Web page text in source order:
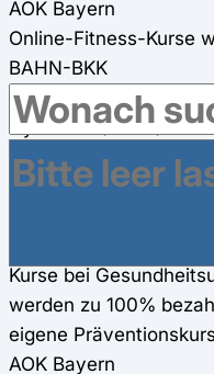
AOK Bayern
Online-Fitness-Kurse
BAHN-BKK
Online-
Gymondo (100%)
Gesundheitsreisen
AOK Bayern
Kurse bei
werden zu 100%
eigene
AOK Bayern